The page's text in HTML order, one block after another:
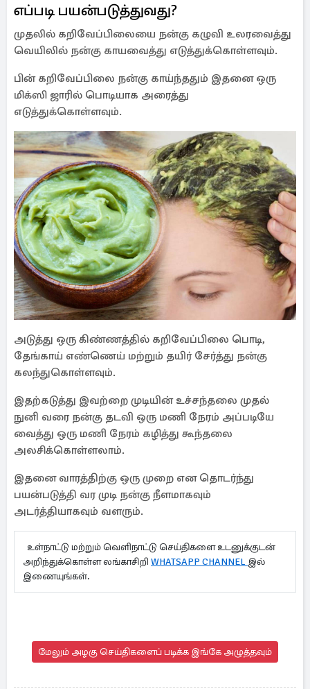
எப்படி பயன்படுத்துவது?
முதலில் கறிவேப்பிலையை நன்கு கழுவி உலரவைத்து
வெயிலில் நன்கு காயவைத்து எடுத்துக்கொள்ளவும்.
பின் கறிவேப்பிலை நன்கு காய்ந்ததும் இதனை ஒரு
மிக்ஸி ஜாரில் பொடியாக அரைத்து
எடுத்துக்கொள்ளவும்.
அடுத்து ஒரு கிண்ணத்தில் கறிவேப்பிலை பொடி,
தேங்காய் எண்ணெய் மற்றும் தயிர் சேர்த்து நன்கு
கலந்துகொள்ளவும்.
இதற்கடுத்து இவற்றை முடியின் உச்சந்தலை முதல்
நுனி வரை நன்கு தடவி ஒரு மணி நேரம் அப்படியே
வைத்து ஒரு மணி நேரம் கழித்து கூந்தலை
அலசிக்கொள்ளலாம்.
இதனை வாரத்திற்கு ஒரு முறை என தொடர்ந்து
பயன்படுத்தி வர முடி நன்கு நீளமாகவும்
அடர்த்தியாகவும் வளரும்.
உள்நாட்டு மற்றும் வெளிநாட்டு செய்திகளை உடனுக்குடன்
அறிந்துக்கொள்ள லங்காசிறி WHATSAPP CHANNEL இல்
இணையுங்கள்.
மேலும் அழகு செய்திகளைப் படிக்க இங்கே அழுத்தவும்